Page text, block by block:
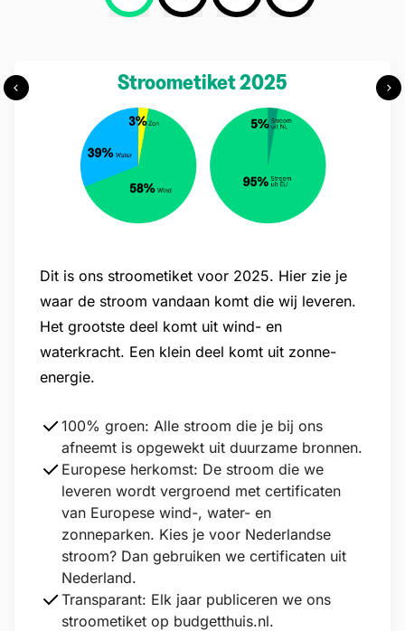
Stap 1: Stroometiket 2025
Stroometiket 2025
Dit is ons stroometiket voor 2025. Hier zie je
waar de stroom vandaan komt die wij leveren.
Het grootste deel komt uit wind- en
waterkracht. Een klein deel komt uit zonne-
energie.
100% groen: Alle stroom die je bij ons
afneemt is opgewekt uit duurzame bronnen.
Europese herkomst: De stroom die we
leveren wordt vergroend met certificaten
van Europese wind-, water- en
zonneparken. Kies je voor Nederlandse
stroom? Dan gebruiken we certificaten uit
Nederland.
Transparant: Elk jaar publiceren we ons
stroometiket op budgetthuis.nl.